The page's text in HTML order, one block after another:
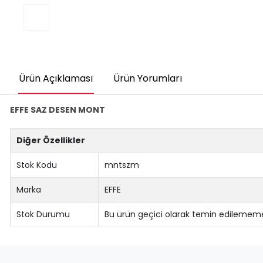
Ürün Açıklaması Ürün Yorumları
EFFE SAZ DESEN MONT
Diğer Özellikler
Stok Kodu mntszm
Marka EFFE
Stok Durumu Bu ürün geçici olarak temin